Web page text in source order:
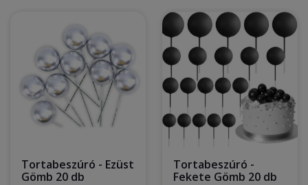
Egyéb
Tortabeszúró - Ezüst
Gömb 20 db
Tortabeszúró -
Fekete Gömb 20 db